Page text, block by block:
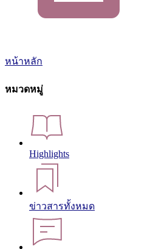
หน้าหลัก
หมวดหมู่
Highlights
ข่าวสารทั้งหมด